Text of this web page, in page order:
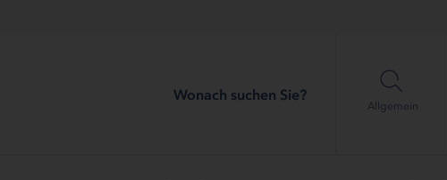
Wonach suchen Sie?
Allgemein